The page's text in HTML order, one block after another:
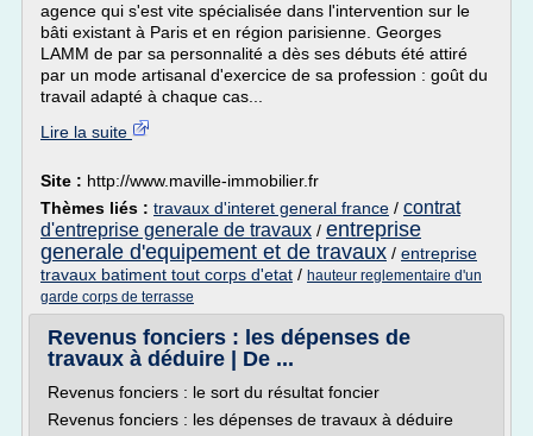
agence qui s'est vite spécialisée dans l'intervention sur le
bâti existant à Paris et en région parisienne. Georges
LAMM de par sa personnalité a dès ses débuts été attiré
par un mode artisanal d'exercice de sa profession : goût du
travail adapté à chaque cas...
Lire la suite
Site : http://www.maville-immobilier.fr
Thèmes liés : travaux d'interet general france / contrat
d'entreprise generale de travaux / entreprise
generale d'equipement et de travaux / entreprise
travaux batiment tout corps d'etat / hauteur reglementaire d'un
garde corps de terrasse
Revenus fonciers : les dépenses de
travaux à déduire | De ...
Revenus fonciers : le sort du résultat foncier
Revenus fonciers : les dépenses de travaux à déduire